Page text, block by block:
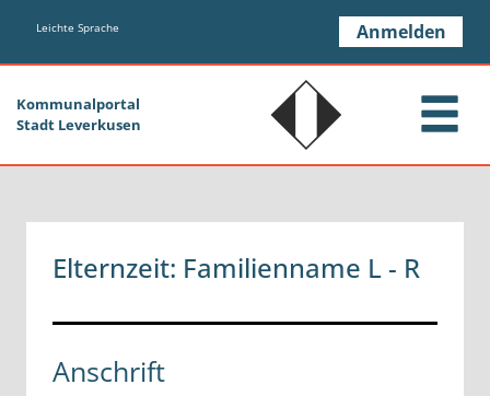
Zum Hauptinhalt springen
Leichte Sprache Anmelden
Kommunalportal
Stadt Leverkusen
Elternzeit: Familienname L - R
Anschrift